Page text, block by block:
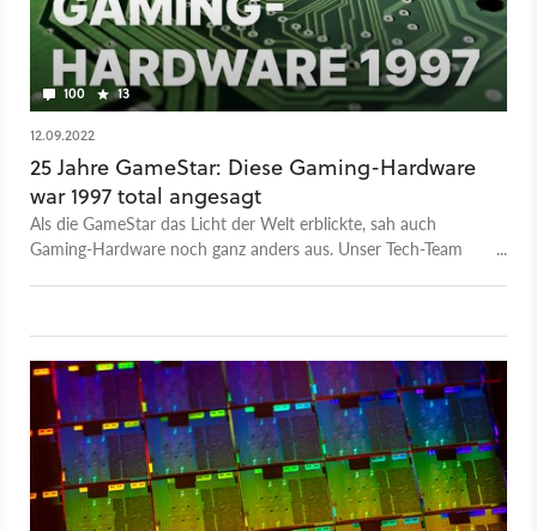
100 13
12.09.2022
25 Jahre GameStar: Diese Gaming-Hardware
war 1997 total angesagt
Als die GameStar das Licht der Welt erblickte, sah auch
Gaming-Hardware noch ganz anders aus. Unser Tech-Team